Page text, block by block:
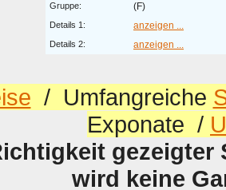
Gruppe: (F)
Details 1: anzeigen ...
Details 2: anzeigen ...
/ Umfangreiche
Exponate /
wird keine